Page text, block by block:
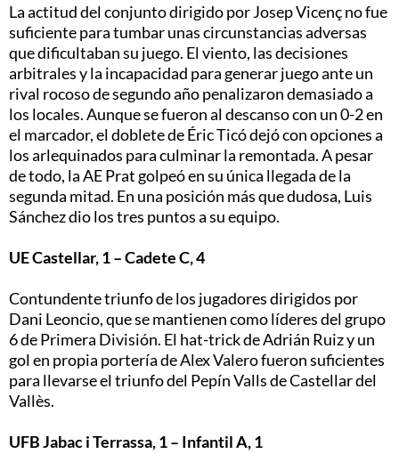
La actitud del conjunto dirigido por Josep Vicenç no fue
suficiente para tumbar unas circunstancias adversas
que dificultaban su juego. El viento, las decisiones
arbitrales y la incapacidad para generar juego ante un
rival rocoso de segundo año penalizaron demasiado a
los locales. Aunque se fueron al descanso con un 0-2 en
el marcador, el doblete de Éric Ticó dejó con opciones a
los arlequinados para culminar la remontada. A pesar
de todo, la AE Prat golpeó en su única llegada de la
segunda mitad. En una posición más que dudosa, Luis
Sánchez dio los tres puntos a su equipo.
UE Castellar, 1 – Cadete C, 4
Contundente triunfo de los jugadores dirigidos por
Dani Leoncio, que se mantienen como líderes del grupo
6 de Primera División. El hat-trick de Adrián Ruiz y un
gol en propia portería de Alex Valero fueron suficientes
para llevarse el triunfo del Pepín Valls de Castellar del
Vallès.
UFB Jabac i Terrassa, 1 – Infantil A, 1